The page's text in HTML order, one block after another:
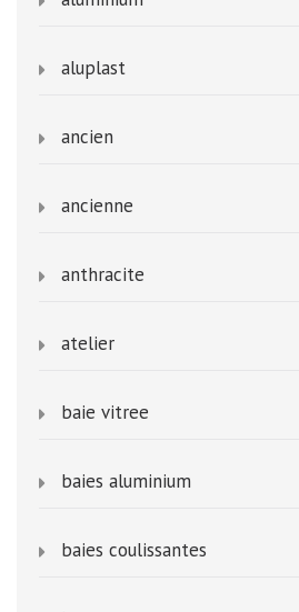
aluplast
ancien
ancienne
anthracite
atelier
baie vitree
baies aluminium
baies coulissantes